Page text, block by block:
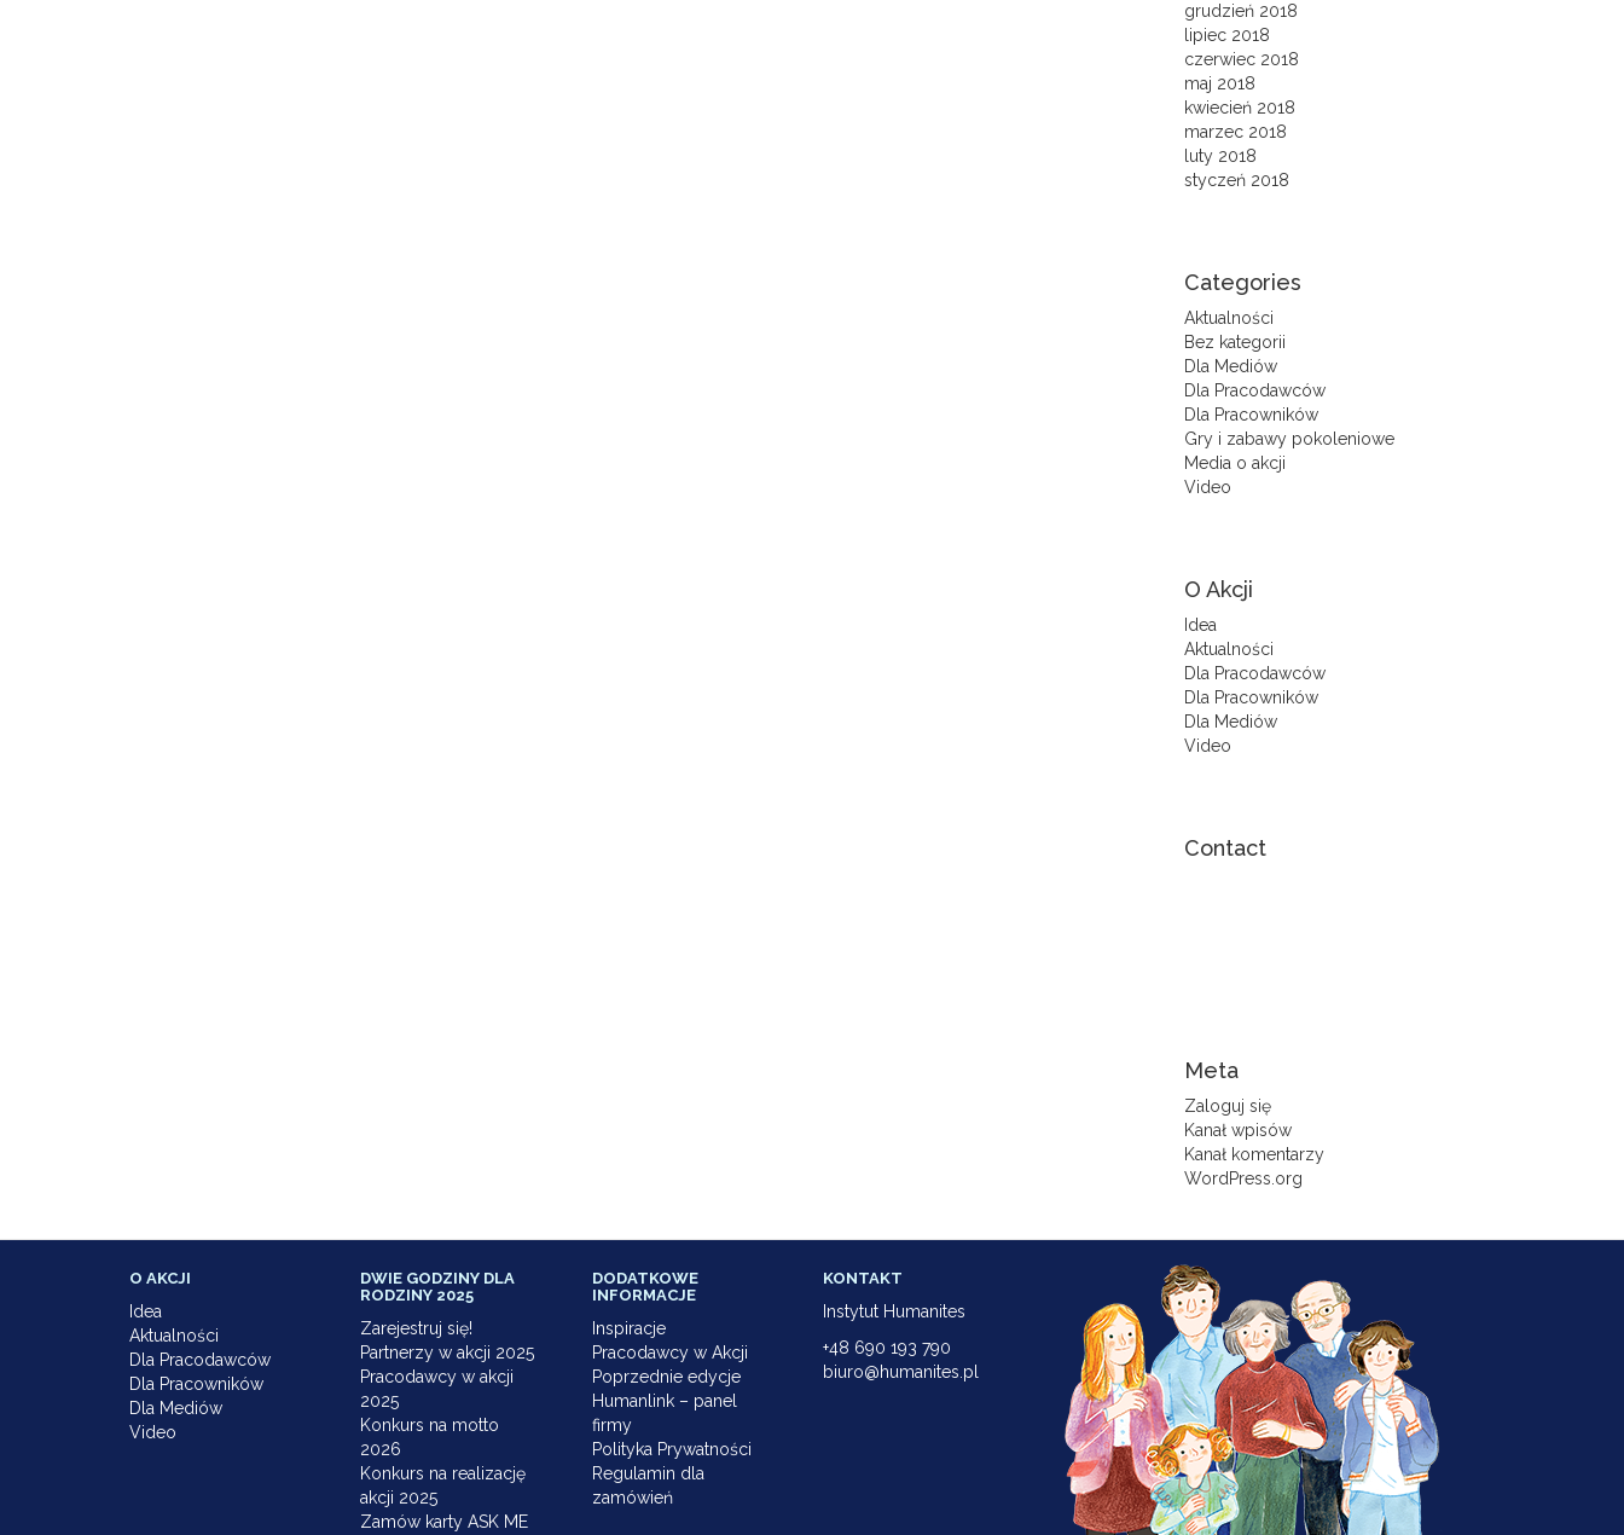
grudzień 2018
lipiec 2018
czerwiec 2018
maj 2018
kwiecień 2018
marzec 2018
luty 2018
styczeń 2018
Categories
Aktualności
Bez kategorii
Dla Mediów
Dla Pracodawców
Dla Pracowników
Gry i zabawy pokoleniowe
Media o akcji
Video
O Akcji
Idea
Aktualności
Dla Pracodawców
Dla Pracowników
Dla Mediów
Video
Contact
Meta
Zaloguj się
Kanał wpisów
Kanał komentarzy
WordPress.org
O AKCJI
Idea
Aktualności
Dla Pracodawców
Dla Pracowników
Dla Mediów
Video
DWIE GODZINY DLA
RODZINY 2025
Zarejestruj się!
Partnerzy w akcji 2025
Pracodawcy w akcji
2025
Konkurs na motto
2026
Konkurs na realizację
akcji 2025
Zamów karty ASK ME
DODATKOWE
INFORMACJE
Inspiracje
Pracodawcy w Akcji
Poprzednie edycje
Humanlink – panel
firmy
Polityka Prywatności
Regulamin dla
zamówień
KONTAKT
Instytut Humanites
+48 690 193 790
biuro@humanites.pl